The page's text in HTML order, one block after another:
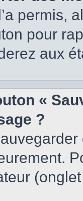
permis,
pour
aux
«
?